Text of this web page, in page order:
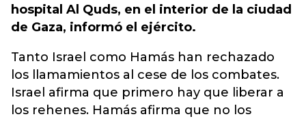
hospital Al Quds, en el interior de la ciudad
de Gaza, informó el ejército.
Tanto Israel como Hamás han rechazado
los llamamientos al cese de los combates.
Israel afirma que primero hay que liberar a
los rehenes. Hamás afirma que no los